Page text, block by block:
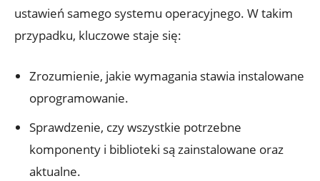
ustawień samego systemu operacyjnego. W takim
przypadku, kluczowe staje się:
Zrozumienie, jakie wymagania stawia instalowane
oprogramowanie.
Sprawdzenie, czy wszystkie potrzebne
komponenty i biblioteki są zainstalowane oraz
aktualne.